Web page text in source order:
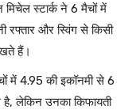
स्टार्क ने 6 मैचों में
रफ्तार और स्विंग से किसी
हैं।
में 4.95 की इकॉनमी से 6
लेकिन उनका किफायती